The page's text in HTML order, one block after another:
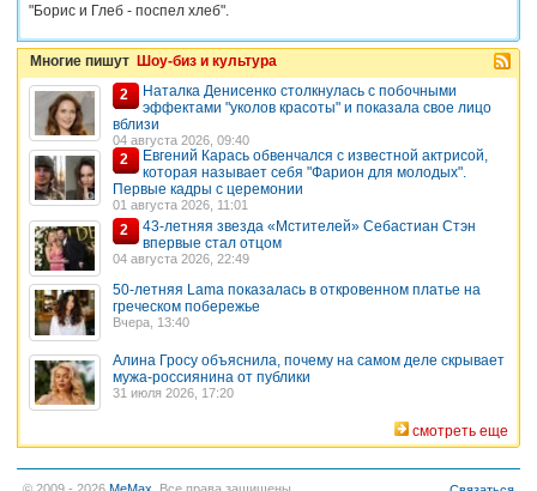
"Борис и Глеб - поспел хлеб".
Многие пишут Шоу-биз и культура
2
Наталка Денисенко столкнулась с побочными
эффектами "уколов красоты" и показала свое лицо
вблизи
04 августа 2026, 09:40
2
Евгений Карась обвенчался с известной актрисой,
которая называет себя "Фарион для молодых".
Первые кадры с церемонии
01 августа 2026, 11:01
2
43-летняя звезда «Мстителей» Себастиан Стэн
впервые стал отцом
04 августа 2026, 22:49
50-летняя Lama показалась в откровенном платье на
греческом побережье
Вчера, 13:40
Алина Гросу объяснила, почему на самом деле скрывает
мужа-россиянина от публики
31 июля 2026, 17:20
смотреть еще